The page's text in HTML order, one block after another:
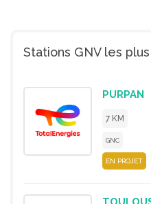
Stations GNV les
PURPAN
7 KM
GNC
EN PROJET